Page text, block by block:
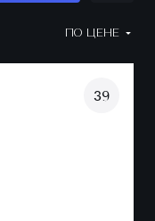
ПО ЦЕНЕ
39